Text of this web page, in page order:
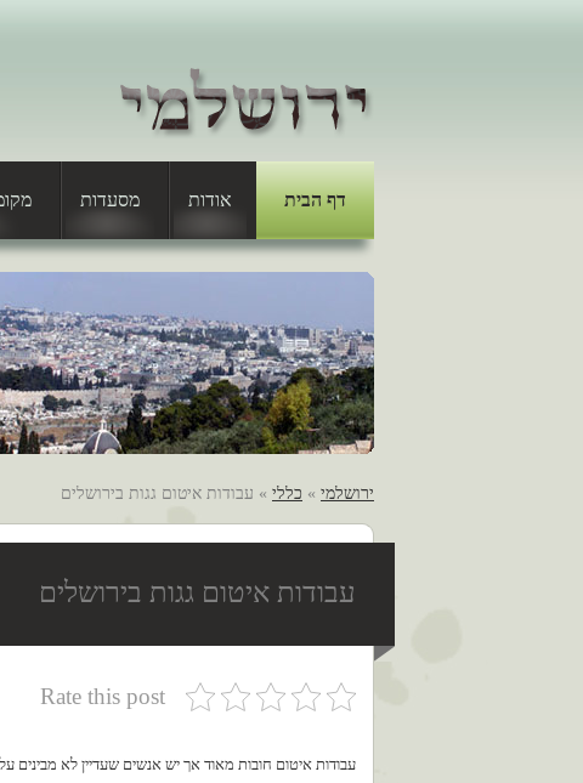
דף הבית אודות מסעדות
ירושלמי » כללי » עבודות איטום גגות בירושלים
עבודות איטום גגות בירושלים
Rate this post
עבודות איטום חובות מאוד אך יש אנשים שעדיין לא מבינים